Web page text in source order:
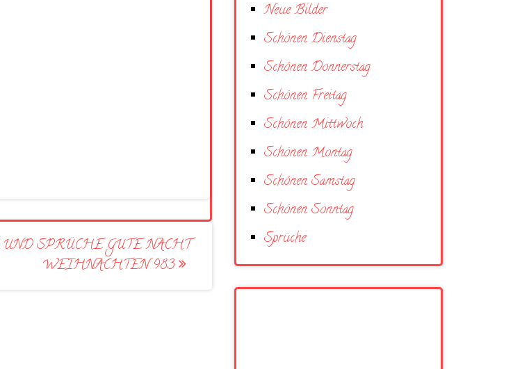
SPRÜCHE GUTE NACHT
WEIHNACHTEN 983
Neue Bilder
Schönen Dienstag
Schönen Donnerstag
Schönen Freitag
Schönen Mittwoch
Schönen Montag
Schönen Samstag
Schönen Sonntag
Sprüche